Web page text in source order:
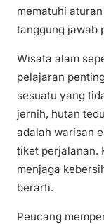
mematuhi
tanggung jawab
Wisata alam
pelajaran
sesuatu yang
jernih, hutan
adalah warisan
tiket perjalanan.
menjaga
berarti.
Peucang